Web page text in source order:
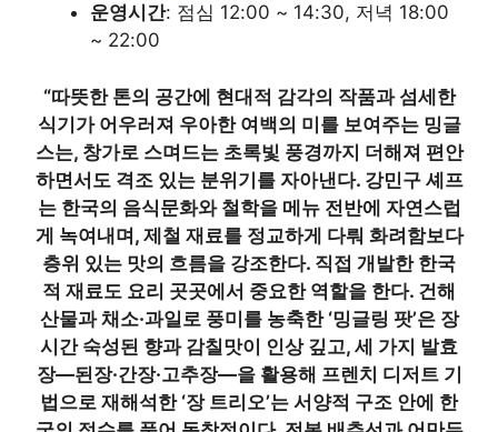
운영시간: 점심 12:00 ~ 14:30, 저녁 18:00
~ 22:00
“따뜻한 톤의 공간에 현대적 감각의 작품과 섬세한
식기가 어우러져 우아한 여백의 미를 보여주는 밍글
스는, 창가로 스며드는 초록빛 풍경까지 더해져 편안
하면서도 격조 있는 분위기를 자아낸다. 강민구 셰프
는 한국의 음식문화와 철학을 메뉴 전반에 자연스럽
게 녹여내며, 제철 재료를 정교하게 다뤄 화려함보다
층위 있는 맛의 흐름을 강조한다. 직접 개발한 한국
적 재료도 요리 곳곳에서 중요한 역할을 한다. 건해
산물과 채소·과일로 풍미를 농축한 ‘밍글링 팟’은 장
시간 숙성된 향과 감칠맛이 인상 깊고, 세 가지 발효
장—된장·간장·고추장—을 활용해 프렌치 디저트 기
법으로 재해석한 ‘장 트리오’는 서양적 구조 안에 한